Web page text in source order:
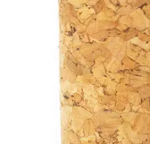
Tappi
Capable of
assuring that
will keep